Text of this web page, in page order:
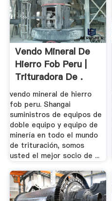
Vendo Mineral De
Hierro Fob Peru |
Trituradora De .
vendo mineral de hierro
fob peru. Shangai
suministros de equipos de
doble equipo y equipo de
minería en todo el mundo
de trituración, somos
usted el mejor socio de ...